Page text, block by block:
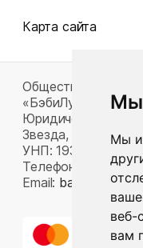
Мы
Мы
веб-
вам
Карта сайта
Общество с
«БэбиЛук»
Юридический
Звезда, д. 16, пом.
УНП: 193815124
Телефон:
+375 33
Email: